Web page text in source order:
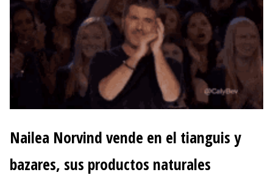
Nailea Norvind vende en el tianguis y
bazares, sus productos naturales